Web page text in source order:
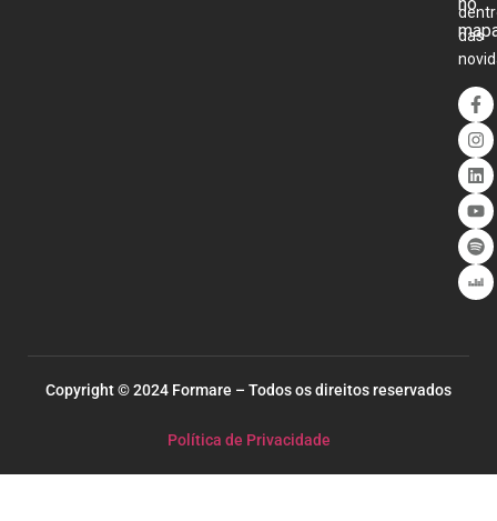
das
Copyright © 2024 Formare – Todos os direitos reservados
Política de Privacidade